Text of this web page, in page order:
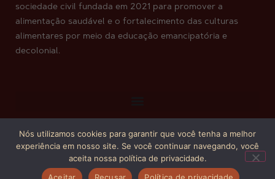
sociedade civil fundada em 2021 para promover a
alimentação saudável e o fortalecimento das culturas
alimentares por meio da educação emancipatória e
decolonial.
Copyright © 2026. Todos os direitos reservados.
Nós utilizamos cookies para garantir que você tenha a melhor
experiência em nosso site. Se você continuar navegando, você
aceita nossa política de privacidade.
Aceitar
Recusar Política de privacidade